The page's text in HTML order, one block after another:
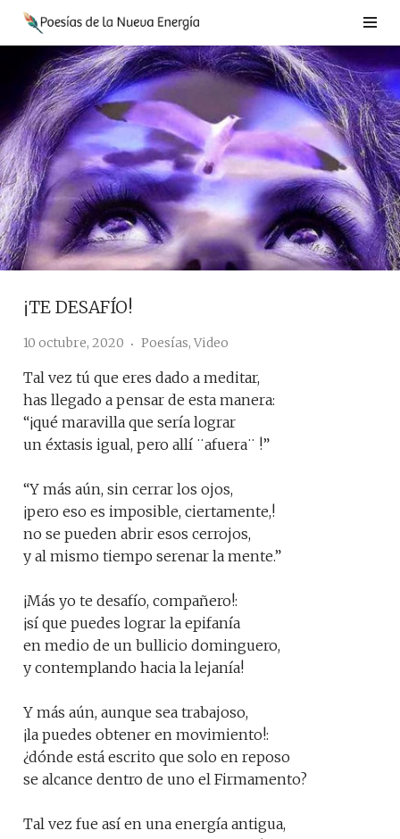
Saltar
contenido
¡TE DESAFÍO!
10 octubre, 2020 Poesías, Video
Tal vez tú que eres dado a meditar,
has llegado a pensar de esta manera:
“¡qué maravilla que sería lograr
un éxtasis igual, pero allí ¨afuera¨ !”
“Y más aún, sin cerrar los ojos,
¡pero eso es imposible, ciertamente,!
no se pueden abrir esos cerrojos,
y al mismo tiempo serenar la mente.”
¡Más yo te desafío, compañero!:
¡sí que puedes lograr la epifanía
en medio de un bullicio dominguero,
y contemplando hacia la lejanía!
Y más aún, aunque sea trabajoso,
¡la puedes obtener en movimiento!:
¿dónde está escrito que solo en reposo
se alcance dentro de uno el Firmamento?
Tal vez fue así en una energía antigua,